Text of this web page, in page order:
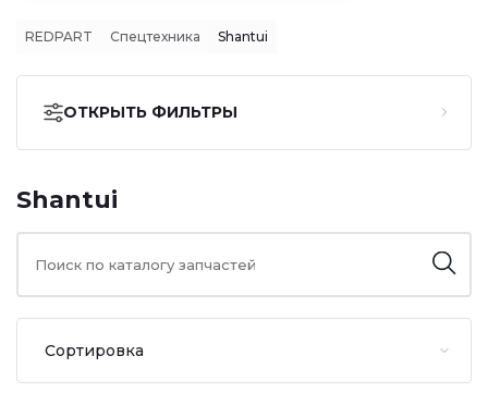
REDPART Спецтехника Shantui
ОТКРЫТЬ ФИЛЬТРЫ
Shantui